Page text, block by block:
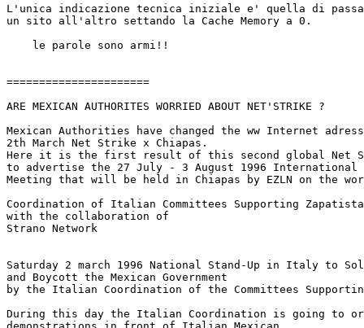
L'unica indicazione tecnica iniziale e' quella di
un sito all'altro settando la Cache Memory a 0.
    le parole sono armi!!
======================
ARE MEXICAN AUTHORITES WORRIED ABOUT NET'STRIKE ?
Mexican Authorities have changed the ww Internet
2th March Net Strike x Chiapas.
Here it is the first result of this second global Net
to advertise the 27 July - 3 August 1996 International
Meeting that will be held in Chiapas by EZLN on the
Coordination of Italian Committees Supporting
with the collaboration of
Strano Network
Saturday 2 march 1996 National Stand-Up in Italy to
and Boycott the Mexican Government
by the Italian Coordination of the Committees
During this day the Italian Coordination is going to